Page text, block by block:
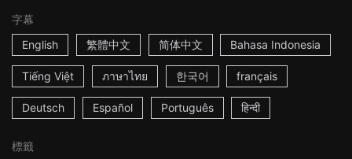
字幕
English
繁體中文 简体中文 Bahasa Indonesia
Tiếng Việt ภาษาไทย 한국어 français
Deutsch Español Português हिन्दी
標籤